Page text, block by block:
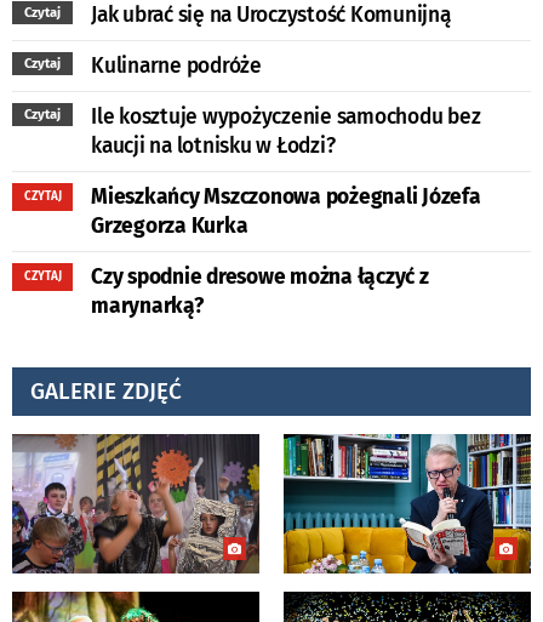
Czytaj Jak ubrać się na Uroczystość Komunijną
Czytaj Kulinarne podróże
Czytaj
Ile kosztuje wypożyczenie samochodu bez
kaucji na lotnisku w Łodzi?
CZYTAJ
Mieszkańcy Mszczonowa pożegnali Józefa
Grzegorza Kurka
CZYTAJ
Czy spodnie dresowe można łączyć z
marynarką?
GALERIE ZDJĘĆ